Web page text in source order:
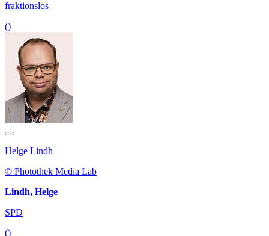
fraktionslos
()
Helge Lindh
© Photothek Media Lab
Lindh, Helge
SPD
()